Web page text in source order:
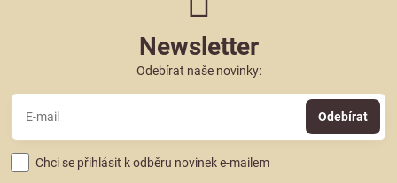
Newsletter
Odebírat naše novinky:
Odebírat
Chci se přihlásit k odběru novinek e-mailem